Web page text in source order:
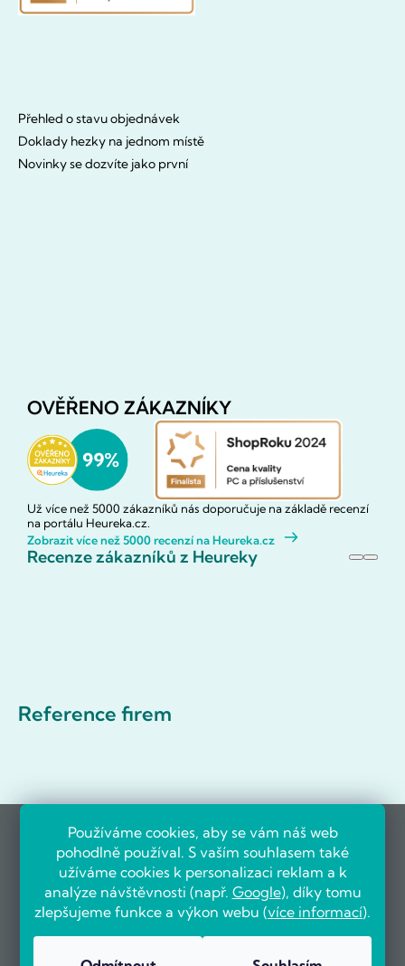
Používáme cookies, aby se vám náš web
pohodlně používal. S vaším souhlasem také
užíváme cookies k personalizaci reklam a k
analýze návštěvnosti (např. Google), díky tomu
zlepšujeme funkce a výkon webu (více informací).
Přehled o stavu objednávek
Doklady hezky na jednom místě
Novinky se dozvíte jako první
OVĚŘENO ZÁKAZNÍKY
Už více než 5000 zákazníků nás doporučuje na základě recenzí
na portálu Heureka.cz.
Zobrazit více než 5000 recenzí na Heureka.cz
Recenze zákazníků z Heureky
Reference firem